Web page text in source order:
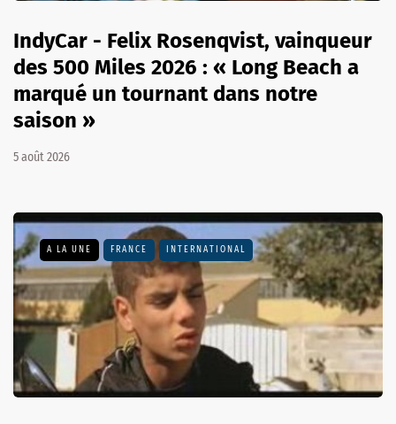
IndyCar - Felix Rosenqvist, vainqueur
des 500 Miles 2026 : « Long Beach a
marqué un tournant dans notre
saison »
5 août 2026
A LA UNE FRANCE INTERNATIONAL